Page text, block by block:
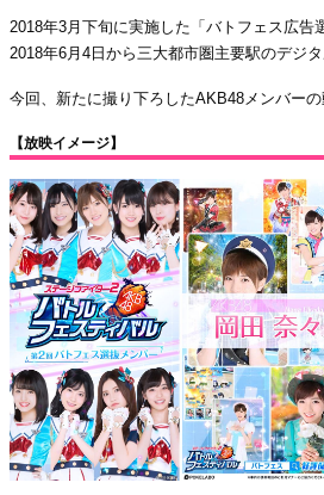
2018年3月下旬に実施した「バトフェス広告
2018年6月4日から三大都市圏主要駅のデジ
今回、新たに撮り下ろしたAKB48メンバーの
【放映イメージ】